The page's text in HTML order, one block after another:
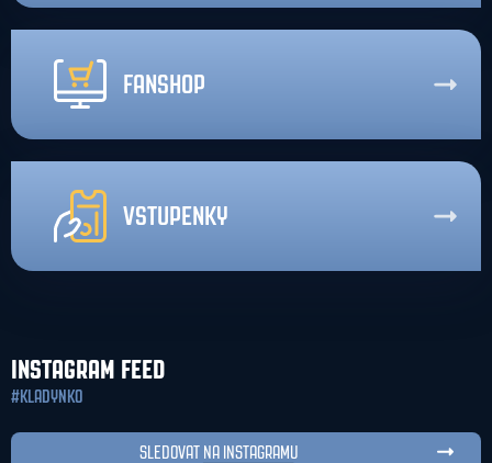
FANSHOP
VSTUPENKY
INSTAGRAM FEED
#KLADYNKO
SLEDOVAT NA INSTAGRAMU